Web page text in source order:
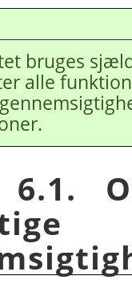
bruges
alle
6.1.